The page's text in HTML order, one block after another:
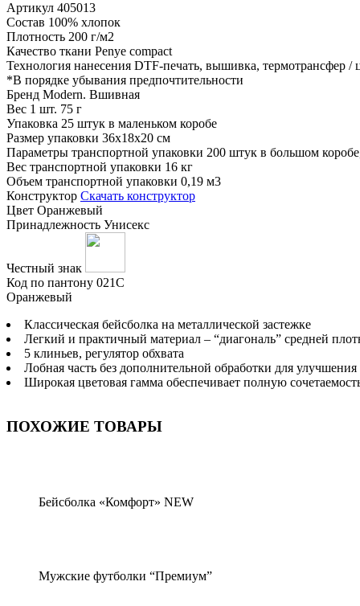
Артикул 405013
Состав 100% хлопок
Плотность 200 г/м2
Качество ткани Penye compact
Технология нанесения DTF-печать, вышивка, термотрансфер
*В порядке убывания предпочтительности
Бренд Modern. Вшивная
Вес 1 шт. 75 г
Упаковка 25 штук в маленьком коробе
Размер упаковки 36х18х20 см
Параметры транспортной упаковки 200 штук в большом
Вес транспортной упаковки 16 кг
Объем транспортной упаковки 0,19 м3
Конструктор Скачать конструктор
Цвет Оранжевый
Принадлежность Унисекс
Честный знак
Код по пантону 021C
Оранжевый
Классическая бейсболка на металлической застежке
Легкий и практичный материал – “диагональ” средней
5 клиньев, регулятор обхвата
Лобная часть без дополнительной обработки для
Широкая цветовая гамма обеспечивает полную
ПОХОЖИЕ ТОВАРЫ
Бейсболка «Комфорт» NEW
Мужские футболки “Премиум”